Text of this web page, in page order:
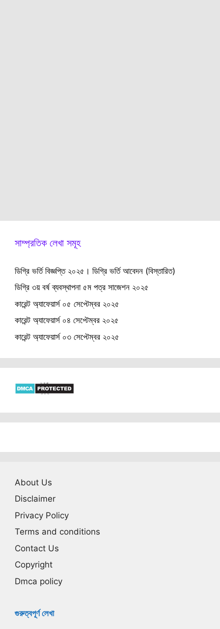
সাম্প্রতিক লেখা সমূহ
ডিগ্রি ভর্তি বিজ্ঞপ্তি ২০২৫। ডিগ্রি ভর্তি আবেদন (বিস্তারিত)
ডিগ্রি ৩য় বর্ষ ব্যবস্থাপনা ৫ম পত্র সাজেশন ২০২৫
কারেন্ট অ্যাফেয়ার্স ০৫ সেপ্টেম্বর ২০২৫
কারেন্ট অ্যাফেয়ার্স ০৪ সেপ্টেম্বর ২০২৫
কারেন্ট অ্যাফেয়ার্স ০৩ সেপ্টেম্বর ২০২৫
About Us
Disclaimer
Privacy Policy
Terms and conditions
Contact Us
Copyright
Dmca policy
গুরুত্বপূর্ণ লেখা